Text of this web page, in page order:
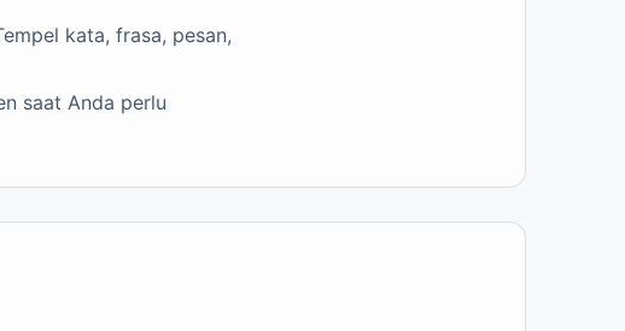
kata, frasa, pesan,
saat Anda perlu